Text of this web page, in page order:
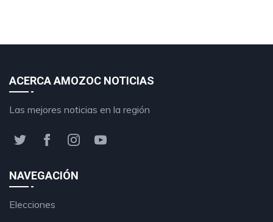
ACERCA AMOZOC NOTICIAS
Las mejores noticias en la región
NAVEGACIÓN
Elecciones